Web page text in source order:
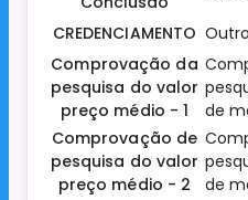
CREDENCIAMENTO
Comprovação da
pesquisa do valor
preço médio - 1
de
Comprovação de
pesquisa do valor
preço médio - 2
de